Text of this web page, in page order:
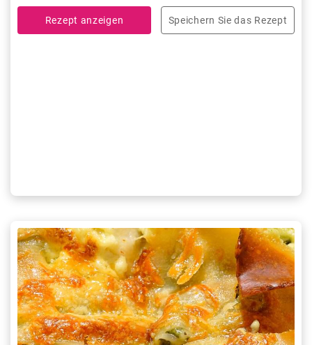
Rezept anzeigen
Speichern Sie das Rezept